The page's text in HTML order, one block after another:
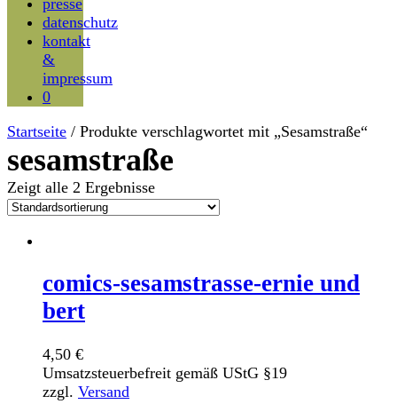
presse
datenschutz
kontakt
&
impressum
0
Startseite / Produkte verschlagwortet mit „Sesamstraße“
sesamstraße
Zeigt alle 2 Ergebnisse
comics-sesamstrasse-ernie und
bert
4,50 €
Umsatzsteuerbefreit gemäß UStG §19
zzgl. Versand